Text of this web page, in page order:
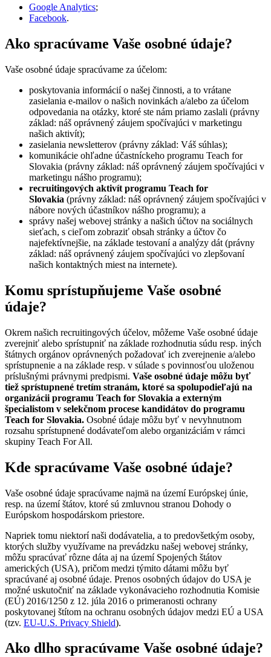
Google Analytics;
Facebook.
Ako spracúvame Vaše osobné údaje?
Vaše osobné údaje spracúvame za účelom:
poskytovania informácií o našej činnosti, a to vrátane
zasielania e-mailov o našich novinkách a/alebo za účelom
odpovedania na otázky, ktoré ste nám priamo zaslali (právny
základ: náš oprávnený záujem spočívajúci v marketingu
našich aktivít);
zasielania newsletterov (právny základ: Váš súhlas);
komunikácie ohľadne účastníckeho programu Teach for
Slovakia (právny základ: náš oprávnený záujem spočívajúci v
marketingu nášho programu);
recruitingových aktivít programu Teach for
Slovakia (právny základ: náš oprávnený záujem spočívajúci v
nábore nových účastníkov nášho programu); a
správy našej webovej stránky a našich účtov na sociálnych
sieťach, s cieľom zobraziť obsah stránky a účtov čo
najefektívnejšie, na základe testovaní a analýzy dát (právny
základ: náš oprávnený záujem spočívajúci vo zlepšovaní
našich kontaktných miest na internete).
Komu sprístupňujeme Vaše osobné
údaje?
Okrem našich recruitingových účelov, môžeme Vaše osobné údaje
zverejniť alebo sprístupniť na základe rozhodnutia súdu resp. iných
štátnych orgánov oprávnených požadovať ich zverejnenie a/alebo
sprístupnenie a na základe resp. v súlade s povinnosťou uloženou
príslušnými právnymi predpismi. Vaše osobné údaje môžu byť
tiež sprístupnené tretím stranám, ktoré sa spolupodieľajú na
organizácii programu Teach for Slovakia a externým
špecialistom v selekčnom procese kandidátov do programu
Teach for Slovakia. Osobné údaje môžu byť v nevyhnutnom
rozsahu sprístupnené dodávateľom alebo organizáciám v rámci
skupiny Teach For All.
Kde spracúvame Vaše osobné údaje?
Vaše osobné údaje spracúvame najmä na území Európskej únie,
resp. na území štátov, ktoré sú zmluvnou stranou Dohody o
Európskom hospodárskom priestore.
Napriek tomu niektorí naši dodávatelia, a to predovšetkým osoby,
ktorých služby využívame na prevádzku našej webovej stránky,
môžu spracúvať rôzne dáta aj na území Spojených štátov
amerických (USA), pričom medzi týmito dátami môžu byť
spracúvané aj osobné údaje. Prenos osobných údajov do USA je
možné uskutočniť na základe vykonávacieho rozhodnutia Komisie
(EÚ) 2016/1250 z 12. júla 2016 o primeranosti ochrany
poskytovanej štítom na ochranu osobných údajov medzi EÚ a USA
(tzv. EU-U.S. Privacy Shield).
Ako dlho spracúvame Vaše osobné údaje?